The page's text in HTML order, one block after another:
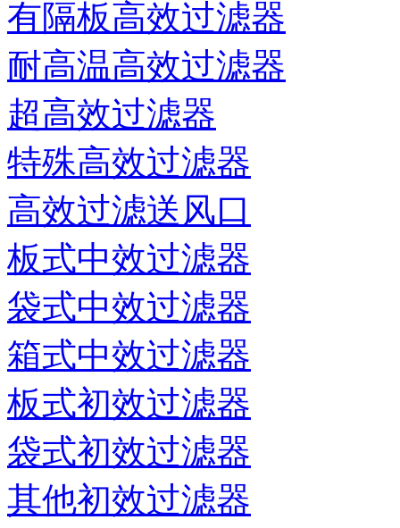
有隔板高效过滤器
耐高温高效过滤器
超高效过滤器
特殊高效过滤器
高效过滤送风口
板式中效过滤器
袋式中效过滤器
箱式中效过滤器
板式初效过滤器
袋式初效过滤器
其他初效过滤器